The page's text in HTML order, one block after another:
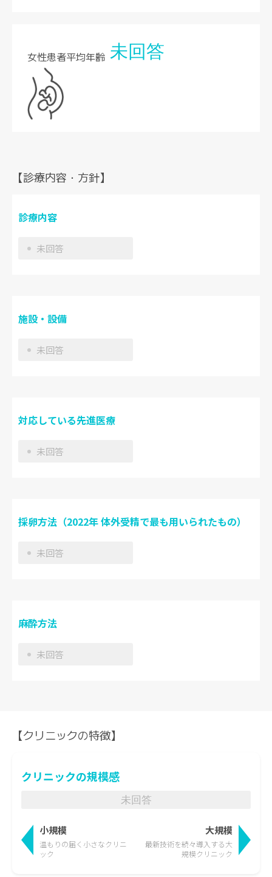
女性患者平均年齢 未回答
【診療内容・方針】
診療内容
未回答
施設・設備
未回答
対応している先進医療
未回答
採卵方法（2022年 体外受精で最も用いられたもの）
未回答
麻酔方法
未回答
【クリニックの特徴】
クリニックの規模感
未回答
小規模
温もりの届く 小さなクリニ
ック
最新技術を続々導入する大
規模クリニック
大規模